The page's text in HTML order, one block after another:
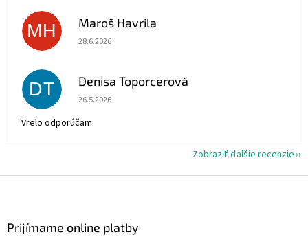
MH Maroš Havrila
Hodnotenie obchodu je 5 z 5 hviezdičiek.
28.6.2026
DT Denisa Toporcerová
Hodnotenie obchodu je 5 z 5 hviezdičiek.
26.5.2026
Vrelo odporúčam
Zobraziť ďalšie recenzie
Prijímame online platby